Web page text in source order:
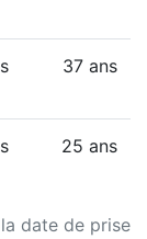
date de prise
37 ans
25 ans